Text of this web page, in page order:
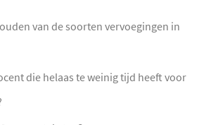
van de soorten vervoegingen in
die helaas te weinig tijd heeft voor